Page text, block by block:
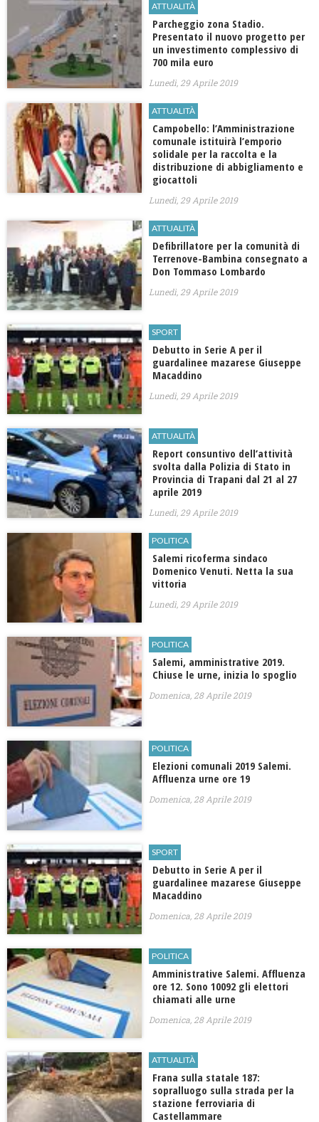
ATTUALITÀ
Parcheggio zona Stadio.
Presentato il nuovo progetto per
un investimento complessivo di
700 mila euro
Lunedì, 29 Aprile 2019
ATTUALITÀ
Campobello: l’Amministrazione
comunale istituirà l’emporio
solidale per la raccolta e la
distribuzione di abbigliamento e
giocattoli
Lunedì, 29 Aprile 2019
ATTUALITÀ
Defibrillatore per la comunità di
Terrenove-Bambina consegnato a
Don Tommaso Lombardo
Lunedì, 29 Aprile 2019
SPORT
Debutto in Serie A per il
guardalinee mazarese Giuseppe
Macaddino
Lunedì, 29 Aprile 2019
ATTUALITÀ
Report consuntivo dell’attività
svolta dalla Polizia di Stato in
Provincia di Trapani dal 21 al 27
aprile 2019
Lunedì, 29 Aprile 2019
POLITICA
Salemi ricoferma sindaco
Domenico Venuti. Netta la sua
vittoria
Lunedì, 29 Aprile 2019
POLITICA
Salemi, amministrative 2019.
Chiuse le urne, inizia lo spoglio
Domenica, 28 Aprile 2019
POLITICA
Elezioni comunali 2019 Salemi.
Affluenza urne ore 19
Domenica, 28 Aprile 2019
SPORT
Debutto in Serie A per il
guardalinee mazarese Giuseppe
Macaddino
Domenica, 28 Aprile 2019
POLITICA
Amministrative Salemi. Affluenza
ore 12. Sono 10092 gli elettori
chiamati alle urne
Domenica, 28 Aprile 2019
ATTUALITÀ
Frana sulla statale 187:
sopralluogo sulla strada per la
stazione ferroviaria di
Castellammare